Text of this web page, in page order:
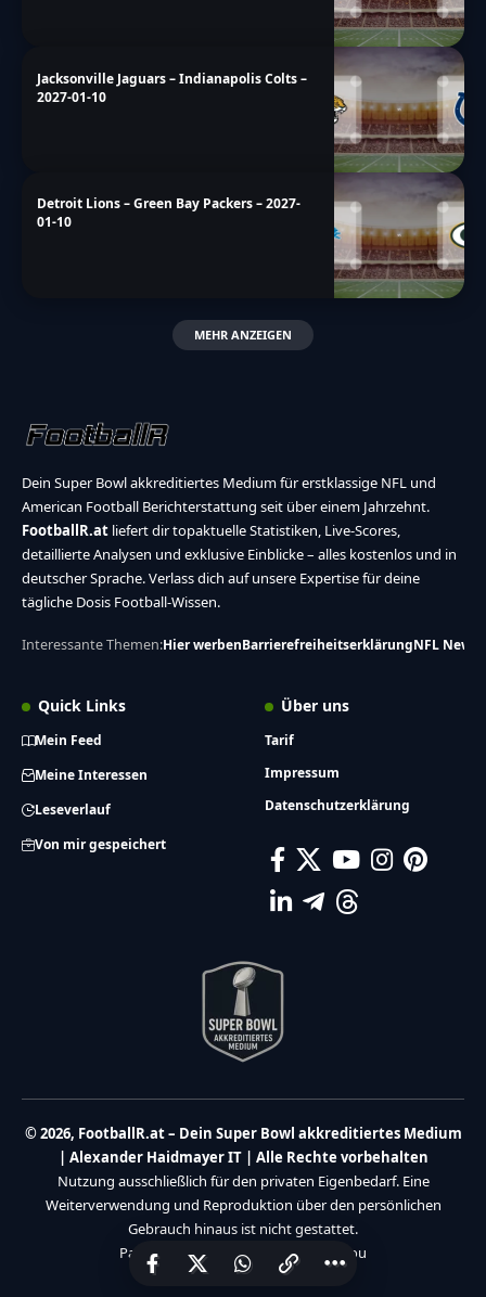
Jacksonville Jaguars – Indianapolis Colts –
2027-01-10
Detroit Lions – Green Bay Packers – 2027-
01-10
MEHR ANZEIGEN
Dein Super Bowl akkreditiertes Medium für erstklassige NFL und
American Football Berichterstattung seit über einem Jahrzehnt.
FootballR.at liefert dir topaktuelle Statistiken, Live-Scores,
detaillierte Analysen und exklusive Einblicke – alles kostenlos und in
deutscher Sprache. Verlass dich auf unsere Expertise für deine
tägliche Dosis Football-Wissen.
Interessante Themen:Hier werbenBarrierefreiheitserklärungNFL News
Quick Links
Mein Feed
Meine Interessen
Leseverlauf
Von mir gespeichert
Über uns
Tarif
Impressum
Datenschutzerklärung
© 2026, FootballR.at – Dein Super Bowl akkreditiertes Medium
| Alexander Haidmayer IT | Alle Rechte vorbehalten
Nutzung ausschließlich für den privaten Eigenbedarf. Eine
Weiterverwendung und Reproduktion über den persönlichen
Gebrauch hinaus ist nicht gestattet.
Partner:
Haidmayer IT We Care 4 You